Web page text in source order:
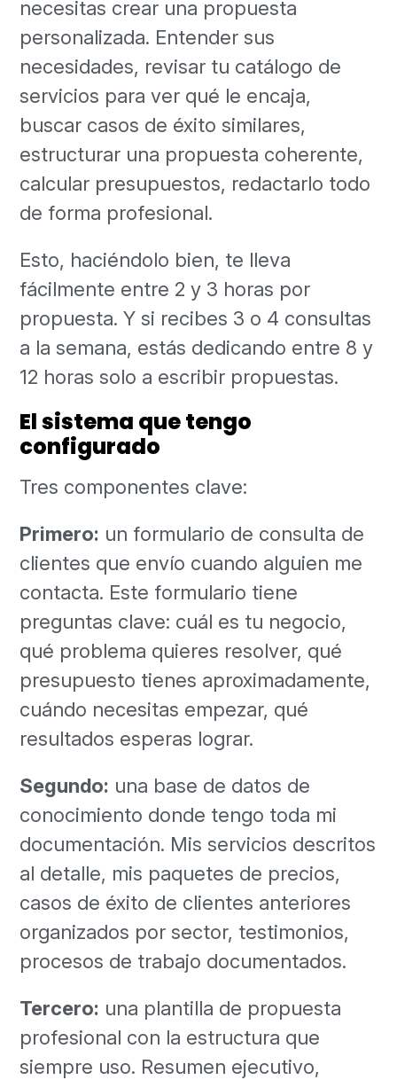
necesitas crear una propuesta
personalizada. Entender sus
necesidades, revisar tu catálogo de
servicios para ver qué le encaja,
buscar casos de éxito similares,
estructurar una propuesta coherente,
calcular presupuestos, redactarlo todo
de forma profesional.
Esto, haciéndolo bien, te lleva
fácilmente entre 2 y 3 horas por
propuesta. Y si recibes 3 o 4 consultas
a la semana, estás dedicando entre 8 y
12 horas solo a escribir propuestas.
El sistema que tengo
configurado
Tres componentes clave:
Primero: un formulario de consulta de
clientes que envío cuando alguien me
contacta. Este formulario tiene
preguntas clave: cuál es tu negocio,
qué problema quieres resolver, qué
presupuesto tienes aproximadamente,
cuándo necesitas empezar, qué
resultados esperas lograr.
Segundo: una base de datos de
conocimiento donde tengo toda mi
documentación. Mis servicios descritos
al detalle, mis paquetes de precios,
casos de éxito de clientes anteriores
organizados por sector, testimonios,
procesos de trabajo documentados.
Tercero: una plantilla de propuesta
profesional con la estructura que
siempre uso. Resumen ejecutivo,